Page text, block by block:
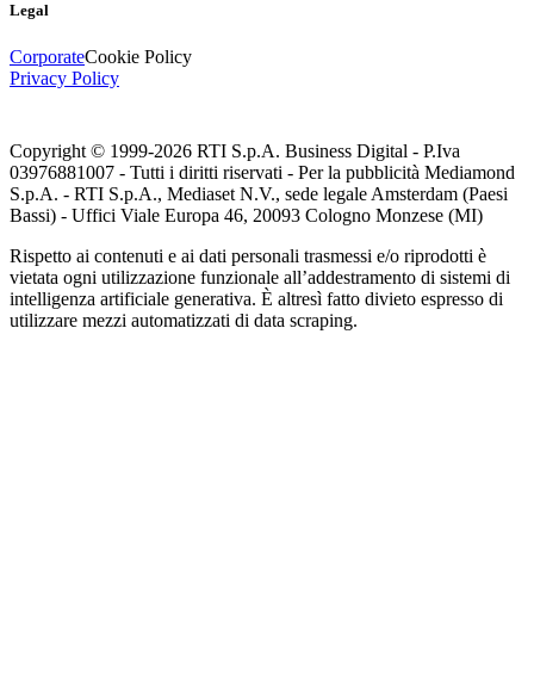
Legal
CorporateCookie Policy
Privacy Policy
Copyright © 1999-2026 RTI S.p.A. Business Digital - P.Iva
03976881007 - Tutti i diritti riservati - Per la pubblicità Mediamond
S.p.A. - RTI S.p.A., Mediaset N.V., sede legale Amsterdam (Paesi
Bassi) - Uffici Viale Europa 46, 20093 Cologno Monzese (MI)
Rispetto ai contenuti e ai dati personali trasmessi e/o riprodotti è
vietata ogni utilizzazione funzionale all’addestramento di sistemi di
intelligenza artificiale generativa. È altresì fatto divieto espresso di
utilizzare mezzi automatizzati di data scraping.